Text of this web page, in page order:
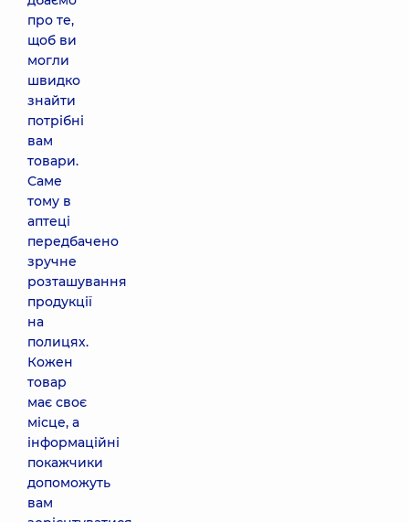
про те,
щоб ви
могли
швидко
знайти
потрібні
вам
товари.
Саме
тому в
аптеці
передбачено
зручне
розташування
продукції
на
полицях.
Кожен
товар
має своє
місце, а
інформаційні
покажчики
допоможуть
вам